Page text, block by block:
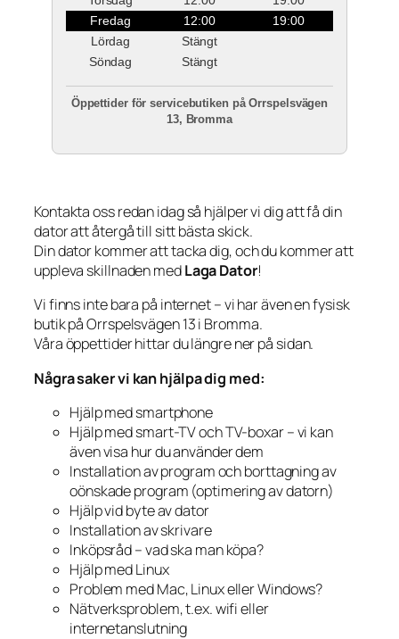
Fredag
12:00
19:00
Lördag
Stängt
Söndag
Stängt
Öppettider för servicebutiken på Orrspelsvägen
13, Bromma
Kontakta oss redan idag så hjälper vi dig att få din
dator att återgå till sitt bästa skick.
Din dator kommer att tacka dig, och du kommer att
uppleva skillnaden medLaga Dator!
Vi finns inte bara på internet – vi har även en fysisk
butik på Orrspelsvägen 13 i Bromma.
Våra öppettider hittar du längre ner på sidan.
Några saker vi kan hjälpa dig med:
Hjälp med smartphone
Hjälp med smart-TV och TV-boxar – vi kan
även visa hur du använder dem
Installation av program och borttagning av
oönskade program (optimering av datorn)
Hjälp vid byte av dator
Installation av skrivare
Inköpsråd – vad ska man köpa?
Hjälp med Linux
Problem med Mac, Linux eller Windows?
Nätverksproblem, t.ex. wifi eller
internetanslutning